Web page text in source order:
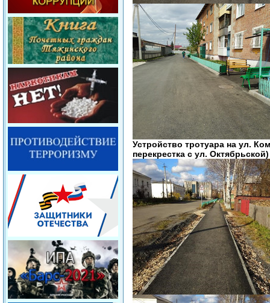
Устройство тротуара на ул.
перекрестка с ул. Октябрьской)